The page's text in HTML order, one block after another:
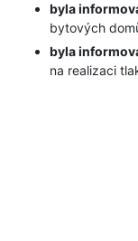
byla
bytových
byla
na realizaci